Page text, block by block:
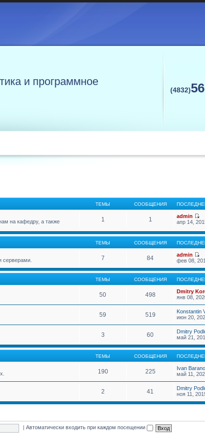
и программное
(4832)
ТЕМЫ СООБЩЕНИЯ
на кафедру, а также
1 1
admin
апр 14,
ТЕМЫ СООБЩЕНИЯ
серверами. 7 84
admin
фев 08,
ТЕМЫ СООБЩЕНИЯ
50 498
Dmitry
янв 08,
59 519
Konstantin
июн 20,
3 60
Dmitry
май 21,
ТЕМЫ СООБЩЕНИЯ
190 225
Ivan
май 11,
2 41
Dmitry
ноя 11,
Автоматически входить при каждом посещении